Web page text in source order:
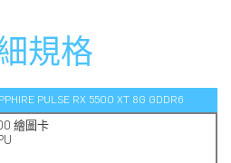
規格
PULSE RX 5500 XT 8G GDDR6
繪圖卡